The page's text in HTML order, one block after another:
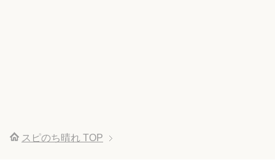
スピのち晴れ TOP